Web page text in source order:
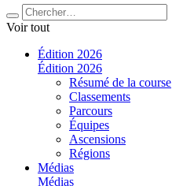
Voir tout
Édition 2026
Édition 2026
Résumé de la course
Classements
Parcours
Équipes
Ascensions
Régions
Médias
Médias